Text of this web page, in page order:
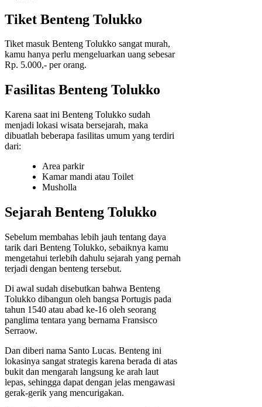
Tiket Benteng Tolukko
Tiket masuk Benteng Tolukko sangat murah,
kamu hanya perlu mengeluarkan uang sebesar
Rp. 5.000,- per orang.
Fasilitas Benteng Tolukko
Karena saat ini Benteng Tolukko sudah
menjadi lokasi wisata bersejarah, maka
dibuatlah beberapa fasilitas umum yang terdiri
dari:
Area parkir
Kamar mandi atau Toilet
Musholla
Sejarah Benteng Tolukko
Sebelum membahas lebih jauh tentang daya
tarik dari Benteng Tolukko, sebaiknya kamu
mengetahui terlebih dahulu sejarah yang pernah
terjadi dengan benteng tersebut.
Di awal sudah disebutkan bahwa Benteng
Tolukko dibangun oleh bangsa Portugis pada
tahun 1540 atau abad ke-16 oleh seorang
panglima tentara yang bernama Fransisco
Serraow.
Dan diberi nama Santo Lucas. Benteng ini
lokasinya sangat strategis karena berada di atas
bukit dan mengarah langsung ke arah laut
lepas, sehingga dapat dengan jelas mengawasi
gerak-gerik yang mencurigakan.